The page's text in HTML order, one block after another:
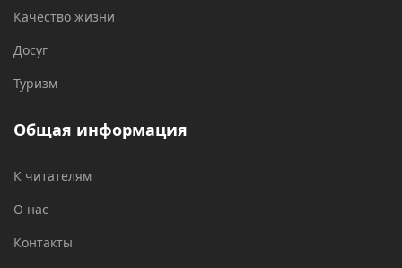
Качество жизни
Досуг
Туризм
Общая информация
К читателям
О нас
Контакты